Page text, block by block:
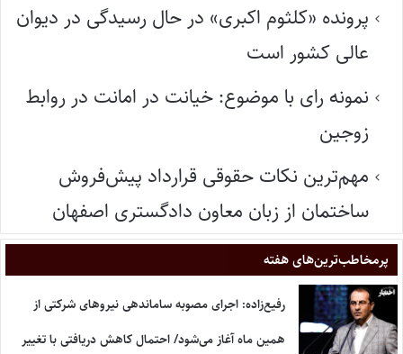
پرونده «کلثوم اکبری» در حال رسیدگی در دیوان
عالی کشور است
نمونه رای با موضوع: خیانت در امانت در روابط
زوجین
مهم‌ترین نکات حقوقی قرارداد پیش‌فروش
ساختمان از زبان معاون دادگستری اصفهان
پر‌مخاطب‌ترین‌های هفته
رفیع‌زاده: اجرای مصوبه ساماندهی نیروهای شرکتی از
همین ماه آغاز می‌شود/ احتمال کاهش دریافتی با تغییر